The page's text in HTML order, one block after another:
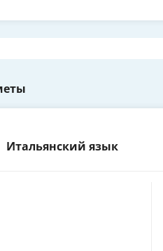
Итальянский язык